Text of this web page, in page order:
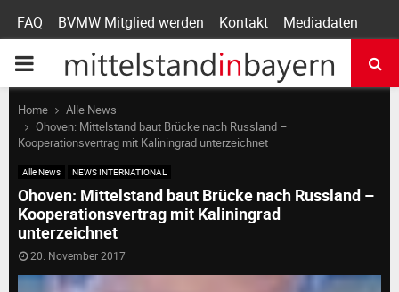
FAQ BVMW Mitglied werden Kontakt Mediadaten
P
R
M
A
Home
Alle News
Ohoven: Mittelstand baut Brücke nach Russland –
Kooperationsvertrag mit Kaliningrad unterzeichnet
Alle News NEWS INTERNATIONAL
Ohoven: Mittelstand baut Brücke nach Russland –
Kooperationsvertrag mit Kaliningrad
unterzeichnet
20. November 2017